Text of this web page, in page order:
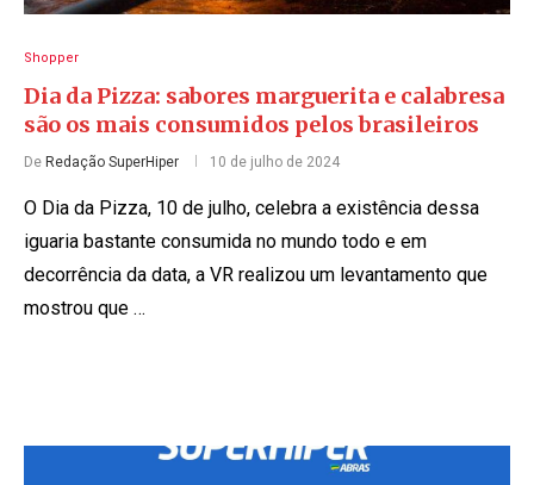
Shopper
Dia da Pizza: sabores marguerita e calabresa
são os mais consumidos pelos brasileiros
De Redação SuperHiper 10 de julho de 2024
O Dia da Pizza, 10 de julho, celebra a existência dessa
iguaria bastante consumida no mundo todo e em
decorrência da data, a VR realizou um levantamento que
mostrou que …